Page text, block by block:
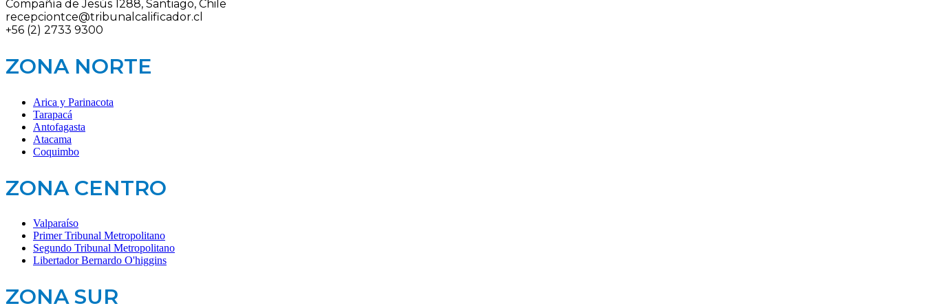
Compañía de Jesús 1288, Santiago, Chile
recepciontce@tribunalcalificador.cl
+56 (2) 2733 9300
ZONA NORTE
Arica y Parinacota
Tarapacá
Antofagasta
Atacama
Coquimbo
ZONA CENTRO
Valparaíso
Primer Tribunal Metropolitano
Segundo Tribunal Metropolitano
Libertador Bernardo O'higgins
ZONA SUR